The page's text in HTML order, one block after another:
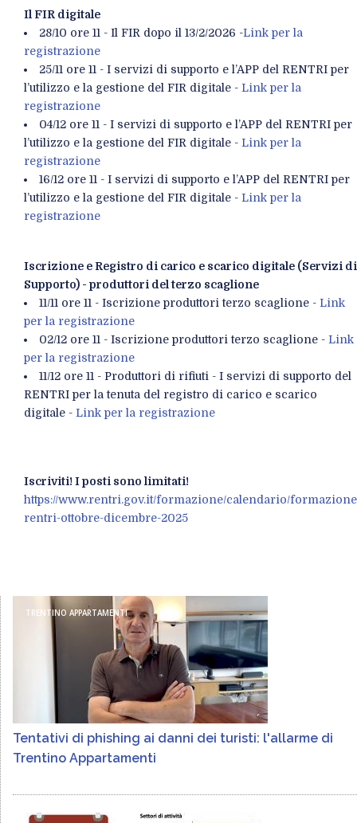
Il FIR digitale
28/10 ore 11 - Il FIR dopo il 13/2/2026 -Link per la
registrazione
25/11 ore 11 - I servizi di supporto e l’APP del RENTRI per
l’utilizzo e la gestione del FIR digitale - Link per la
registrazione
04/12 ore 11 - I servizi di supporto e l’APP del RENTRI per
l’utilizzo e la gestione del FIR digitale - Link per la
registrazione
16/12 ore 11 - I servizi di supporto e l’APP del RENTRI per
l’utilizzo e la gestione del FIR digitale - Link per la
registrazione
Iscrizione e Registro di carico e scarico digitale (Servizi di
Supporto) - produttori del terzo scaglione
11/11 ore 11 - Iscrizione produttori terzo scaglione - Link
per la registrazione
02/12 ore 11 - Iscrizione produttori terzo scaglione - Link
per la registrazione
11/12 ore 11 - Produttori di rifiuti - I servizi di supporto del
RENTRI per la tenuta del registro di carico e scarico
digitale - Link per la registrazione
Iscriviti! I posti sono limitati!
https://www.rentri.gov.it/formazione/calendario/
rentri-ottobre-dicembre-2025
TRENTINO APPARTAMENTI
Tentativi di phishing ai danni dei turisti: l'allarme di
Trentino Appartamenti